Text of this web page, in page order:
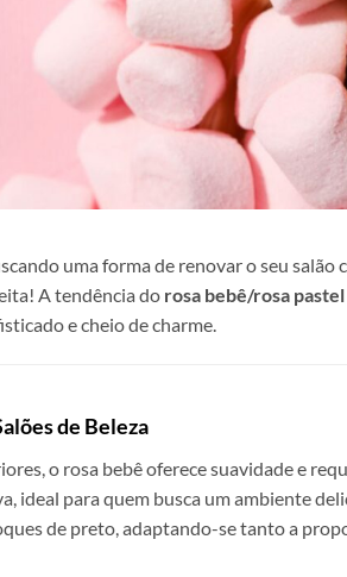
uma forma de renovar o seu salão
A tendência do rosa bebê/rosa pastel
e cheio de charme.
de Beleza
o rosa bebê oferece suavidade e
ideal para quem busca um ambiente
de preto, adaptando-se tanto a